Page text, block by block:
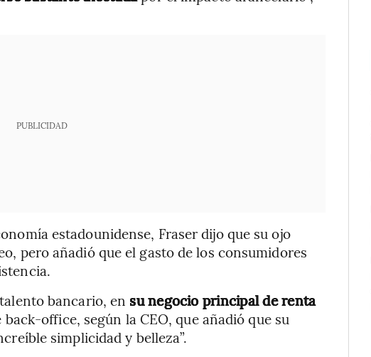
PUBLICIDAD
estadounidense, Fraser dijo que su ojo
pero añadió que el gasto de los consumidores
bancario, en su negocio principal de renta
office, según la CEO, que añadió que su
simplicidad y belleza”.